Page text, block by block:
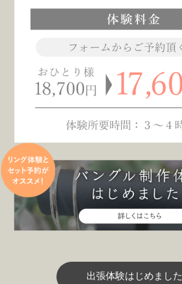
出張体験はじめました